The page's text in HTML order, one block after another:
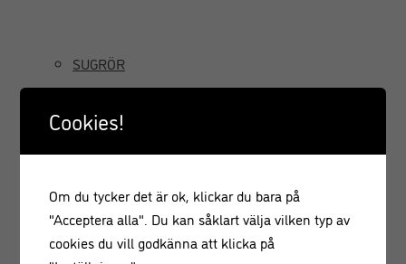
SUGRÖR
GRÄDDSIFONER
Cookies!
Om du tycker det är ok, klickar du bara på
"Acceptera alla". Du kan såklart välja vilken typ av
cookies du vill godkänna att klicka på